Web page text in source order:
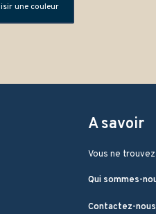
une couleur
A savoir
Vous ne
Qui sommes-
Contactez-nous